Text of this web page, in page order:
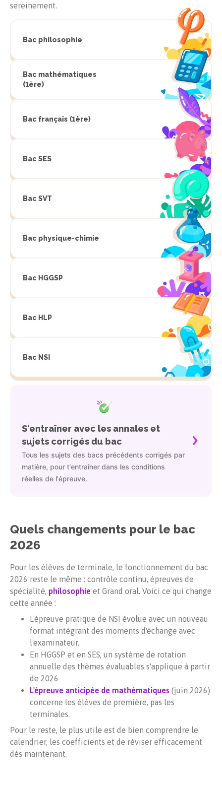
sereinement.
Bac philosophie
Bac mathématiques
(1ère)
Bac français (1ère)
Bac SES
Bac SVT
Bac physique-chimie
Bac HGGSP
Bac HLP
Bac NSI
S'entraîner avec les annales et
sujets corrigés du bac
Tous les sujets des bacs précédents corrigés par
matière, pour t'entraîner dans les conditions
réelles de l'épreuve.
Quels changements pour le bac
2026
Pour les élèves de terminale, le fonctionnement du bac
2026 reste le même : contrôle continu, épreuves de
spécialité, philosophie et Grand oral. Voici ce qui change
cette année :
L'épreuve pratique de NSI évolue avec un nouveau
format intégrant des moments d'échange avec
l'examinateur.
En HGGSP et en SES, un système de rotation
annuelle des thèmes évaluables s'applique à partir
de 2026
L'épreuve anticipée de mathématiques (juin 2026)
concerne les élèves de première, pas les
terminales.
Pour le reste, le plus utile est de bien comprendre le
calendrier, les coefficients et de réviser efficacement
dès maintenant.